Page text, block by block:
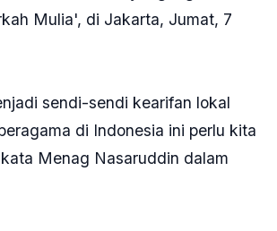
Mulia', di Jakarta, Jumat, 7
sendi-sendi kearifan lokal
di Indonesia ini perlu kita
Menag Nasaruddin dalam